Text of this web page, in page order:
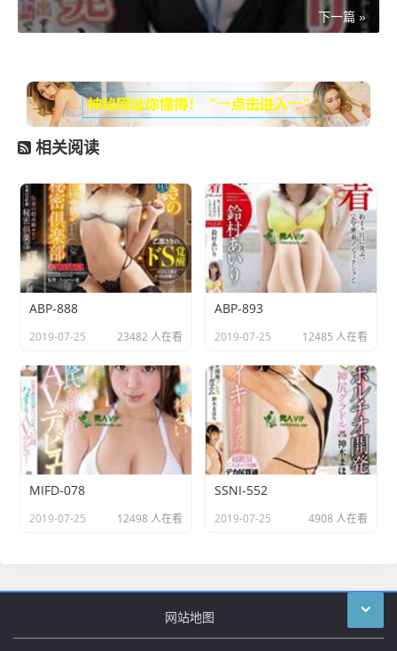
下一篇 »
相关阅读
ABP-888
2019-07-25 23482 人在看
ABP-893
2019-07-25 12485 人在看
MIFD-078
2019-07-25 12498 人在看
SSNI-552
2019-07-25 4908 人在看
网站地图